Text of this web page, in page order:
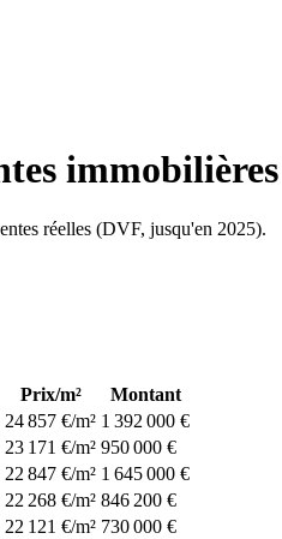
réelles (DVF, jusqu'en 2025).
Prix/m²
Montant
24 857 €/m² 1 392 000 €
23 171 €/m² 950 000 €
22 847 €/m² 1 645 000 €
22 268 €/m² 846 200 €
22 121 €/m² 730 000 €